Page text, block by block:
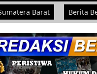
dan Nasional
Barat Berita